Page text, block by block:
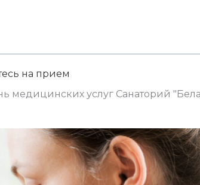
на прием
медицинских услуг Санаторий